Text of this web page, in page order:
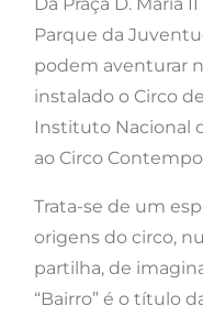
Parque da
podem aventurar
instalado o Circo
Instituto Nacional
ao Circo
Trata-se de um
origens do circo,
partilha, de
“Bairro” é o título